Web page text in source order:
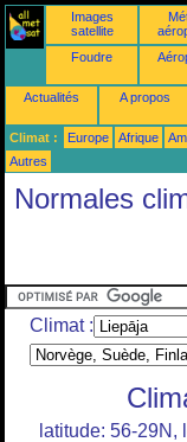
Images
satellite
Foudre
Actualités A propos
Climat : Europe Afrique
Autres
Normales
Climat :
latitude: 56-29N,